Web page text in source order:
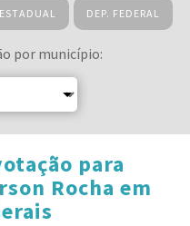
DEP. FEDERAL
por município:
para
Rocha em